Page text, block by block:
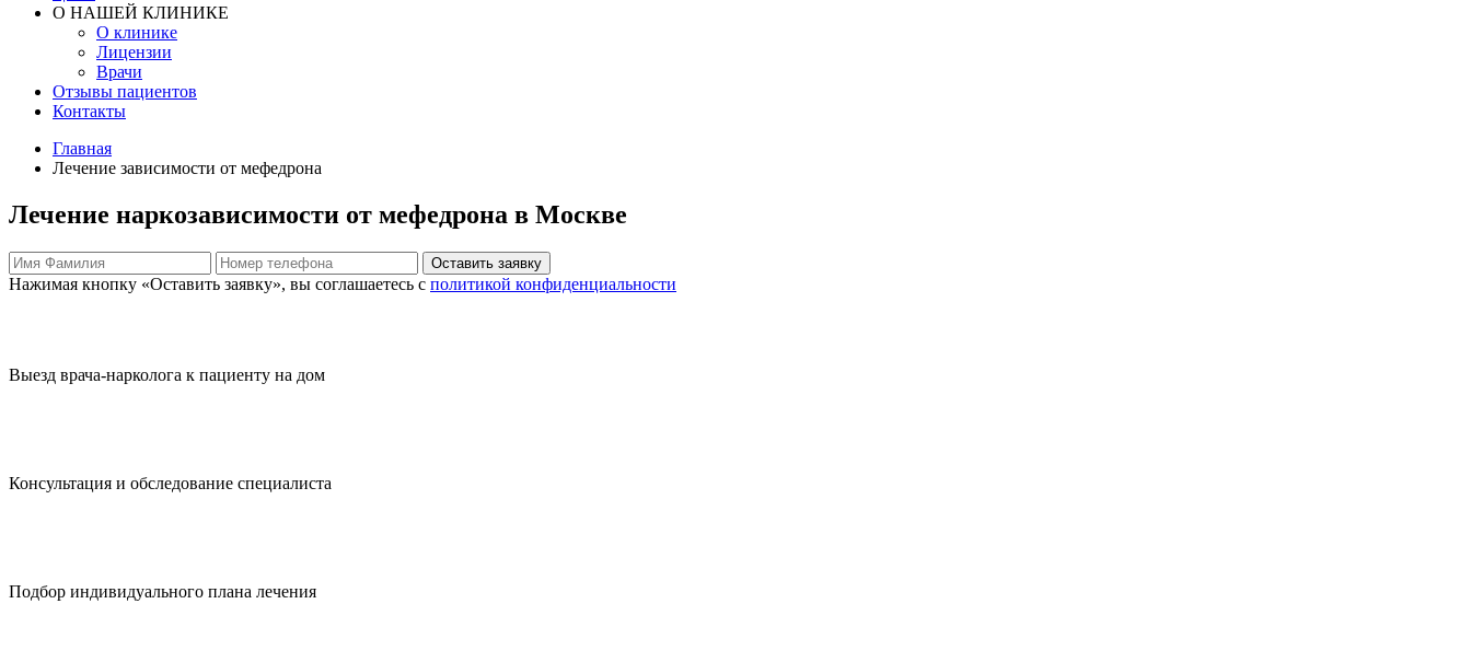
О НАШЕЙ КЛИНИКЕ
О клинике
Лицензии
Врачи
Отзывы пациентов
Контакты
Главная
Лечение зависимости от мефедрона
Лечение наркозависимости от мефедрона в Москве
Оставить заявку
Нажимая кнопку «Оставить заявку», вы соглашаетесь с политикой конфиденциальности
Выезд врача-нарколога к пациенту на дом
Консультация и обследование специалиста
Подбор индивидуального плана лечения